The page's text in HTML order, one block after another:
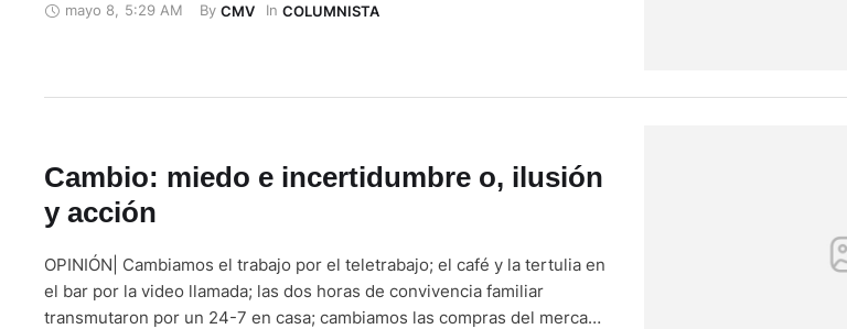
empezaron las investigaciones. Descubrieron que la pintura había sido
mayo 8, 5:29 AM By CMV In COLUMNISTA
Cambio: miedo e incertidumbre o, ilusión
y acción
OPINIÓN| Cambiamos el trabajo por el teletrabajo; el café y la tertulia en
el bar por la video llamada; las dos horas de convivencia familiar
transmutaron por un 24-7 en casa; cambiamos las compras del mercado